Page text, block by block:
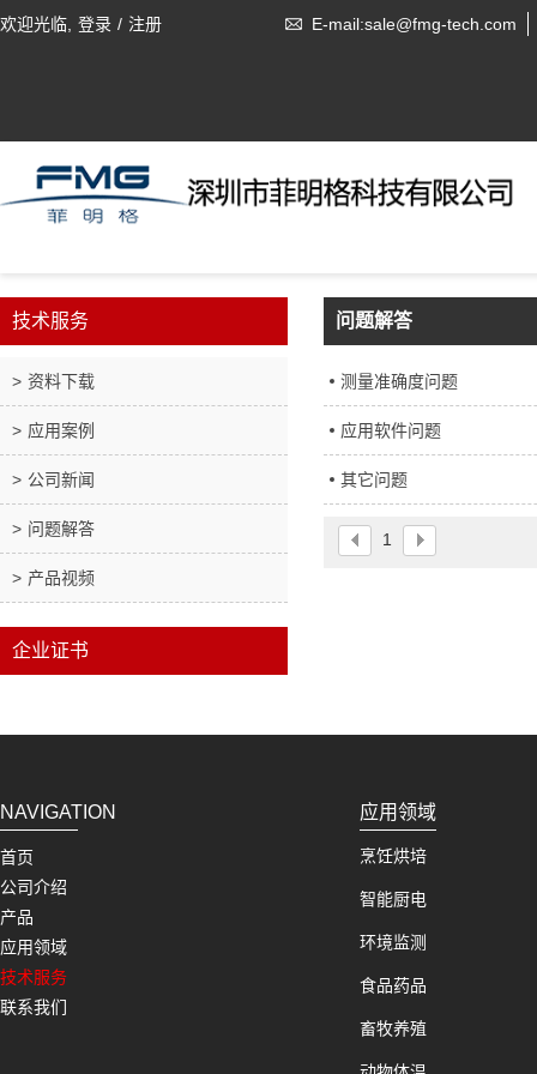
欢迎光临, 登录 / 注册 E-mail:sale@fmg-tech.com
技术服务
资料下载
应用案例
公司新闻
问题解答
产品视频
企业证书
问题解答
测量准确度问题
应用软件问题
其它问题
1
NAVIGATION
首页
公司介绍
产品
应用领域
技术服务
联系我们
应用领域
烹饪烘培
智能厨电
环境监测
食品药品
畜牧养殖